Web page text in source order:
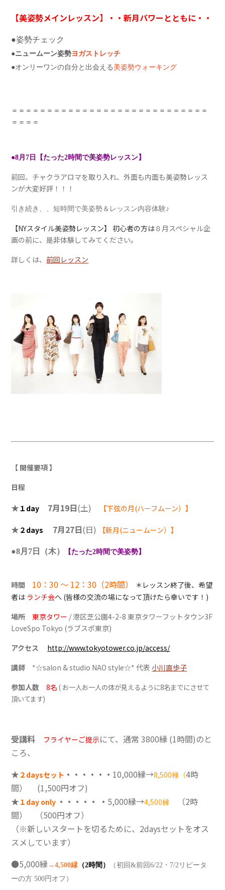
【美姿勢メインレッスン】・・新月パワーとともに・・
●姿勢チェック
●ニュームーン姿勢ヨガストレッチ
●オンリーワンの自分と出会える 美姿勢ウォーキング
＝＝＝＝＝＝＝＝＝＝＝＝＝＝＝＝＝＝＝＝＝＝＝＝＝＝＝＝
＝＝＝＝
●8月7日【たった2時間で美姿勢レッスン】
前回、チャクラアロマを取り入れ、外面も内面も美姿勢レッス
ンが大変好評！！！
引き続き、、短時間で美姿勢＆レッスン内容体験♪
【NYスタイル美姿勢レッスン】 初心者の方は８月スペシャル企
画の前に、是非体験してみてください。
詳しくは、 前回レッスン
【 開催要項 】
日程
★ １day 7月19日(土) 【下弦の月(ハーフムーン）】
★ ２days 7月27日(日) 【新月(ニュームーン）】
●8月7日（木） 【たった2時間で美姿勢】
時間 10：30 ～ 12：30（2時間）
＊レッスン終了後、希望
者は ランチ会へ (皆様の交流の場になって頂けたら幸いです！)
場所東京タワー / 港区芝公園4-2-8 東京タワーフットタウン3F
LoveSpo Tokyo (ラブスポ東京)
アクセス
http://www.tokyotower.co.jp/access/
講師 *☆salon & studio NAO style☆* 代表 小川直歩子
参加人数
8名 ( お一人お一人の体が見えるように8名までにさせて
頂いてます)
受講料 フライヤーご提示にて、通常 3800縁 (1時間)のと
ころ、
★ ２daysセット ・・・・・・ 10,000縁→8,500縁（4時
間） (1,500円オフ)
★ １day only ・・・・・ ・ 5,000縁→4,500縁
（2時
間） （500円オフ）
（※新しいスタートを切るために、2daysセットをオス
スメしています）
●5,000縁→4,500縁（2時間）
（初回&前回6/22・7/2リピータ
ーの方500円オフ）